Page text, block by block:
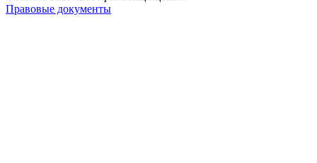
Правовые документы